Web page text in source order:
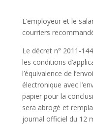
L’employeur et le
courriers
Le décret n° 2011-
les conditions
l’équivalence de
électronique avec
papier pour la
sera abrogé et
journal officiel du 12